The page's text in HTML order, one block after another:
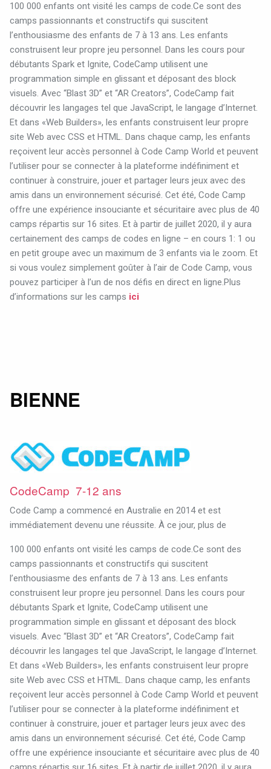
100 000 enfants ont visité les camps de code.Ce sont des
camps passionnants et constructifs qui suscitent
l’enthousiasme des enfants de 7 à 13 ans. Les enfants
construisent leur propre jeu personnel. Dans les cours pour
débutants Spark et Ignite, CodeCamp utilisent une
programmation simple en glissant et déposant des block
visuels. Avec “Blast 3D” et “AR Creators”, CodeCamp fait
découvrir les langages tel que JavaScript, le langage d’Internet.
Et dans «Web Builders», les enfants construisent leur propre
site Web avec CSS et HTML. Dans chaque camp, les enfants
reçoivent leur accès personnel à Code Camp World et peuvent
l’utiliser pour se connecter à la plateforme indéfiniment et
continuer à construire, jouer et partager leurs jeux avec des
amis dans un environnement sécurisé. Cet été, Code Camp
offre une expérience insouciante et sécuritaire avec plus de 40
camps répartis sur 16 sites. Et à partir de juillet 2020, il y aura
certainement des camps de codes en ligne – en cours 1: 1 ou
en petit groupe avec un maximum de 3 enfants via le zoom. Et
si vous voulez simplement goûter à l’air de Code Camp, vous
pouvez participer à l’un de nos défis en direct en ligne.Plus
d’informations sur les camps ici
BIENNE
CodeCamp 7-12 ans
Code Camp a commencé en Australie en 2014 et est
immédiatement devenu une réussite. À ce jour, plus de
100 000 enfants ont visité les camps de code.Ce sont des
camps passionnants et constructifs qui suscitent
l’enthousiasme des enfants de 7 à 13 ans. Les enfants
construisent leur propre jeu personnel. Dans les cours pour
débutants Spark et Ignite, CodeCamp utilisent une
programmation simple en glissant et déposant des block
visuels. Avec “Blast 3D” et “AR Creators”, CodeCamp fait
découvrir les langages tel que JavaScript, le langage d’Internet.
Et dans «Web Builders», les enfants construisent leur propre
site Web avec CSS et HTML. Dans chaque camp, les enfants
reçoivent leur accès personnel à Code Camp World et peuvent
l’utiliser pour se connecter à la plateforme indéfiniment et
continuer à construire, jouer et partager leurs jeux avec des
amis dans un environnement sécurisé. Cet été, Code Camp
offre une expérience insouciante et sécuritaire avec plus de 40